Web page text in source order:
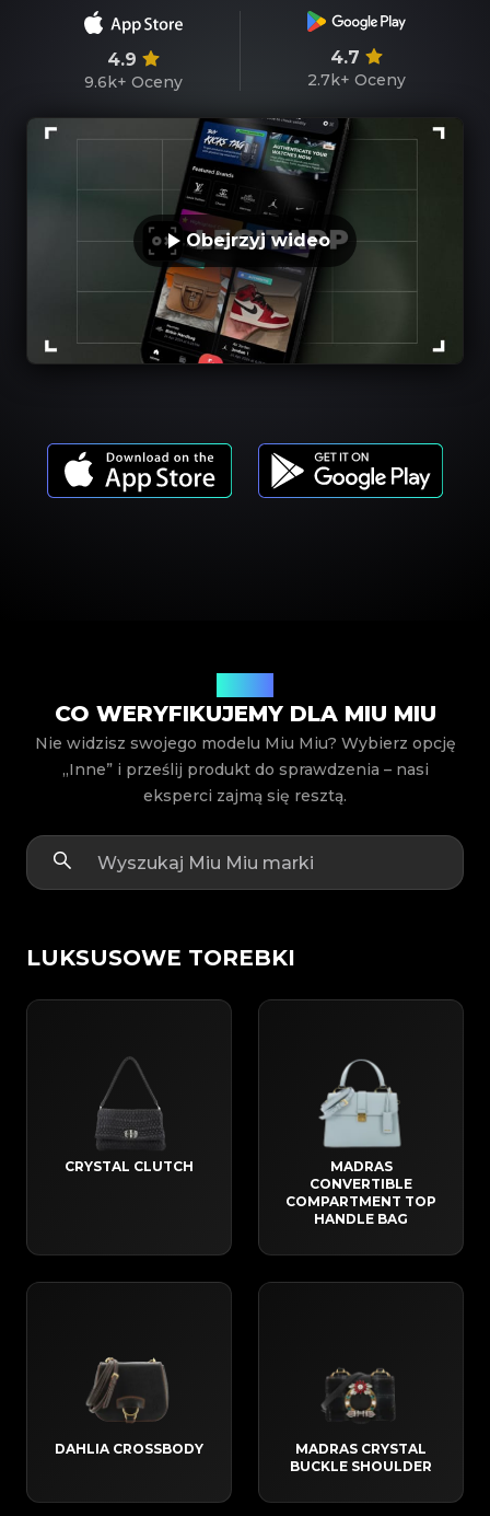
4.9
9.6k+ Oceny
4.7
2.7k+ Oceny
Obejrzyj wideo
CO WERYFIKUJEMY DLA MIU MIU
Nie widzisz swojego modelu Miu Miu? Wybierz opcję
„Inne” i prześlij produkt do sprawdzenia – nasi
eksperci zajmą się resztą.
LUKSUSOWE TOREBKI
CRYSTAL CLUTCH
MADRAS
CONVERTIBLE
COMPARTMENT TOP
HANDLE BAG
DAHLIA CROSSBODY
MADRAS CRYSTAL
BUCKLE SHOULDER